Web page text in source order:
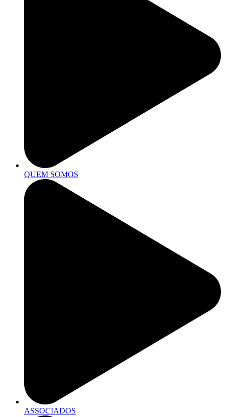
QUEM SOMOS
ASSOCIADOS